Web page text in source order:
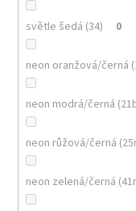
světle šedá (34) 0
neon oranžová/černá
neon modrá/černá
neon růžová/černá
neon zelená/černá